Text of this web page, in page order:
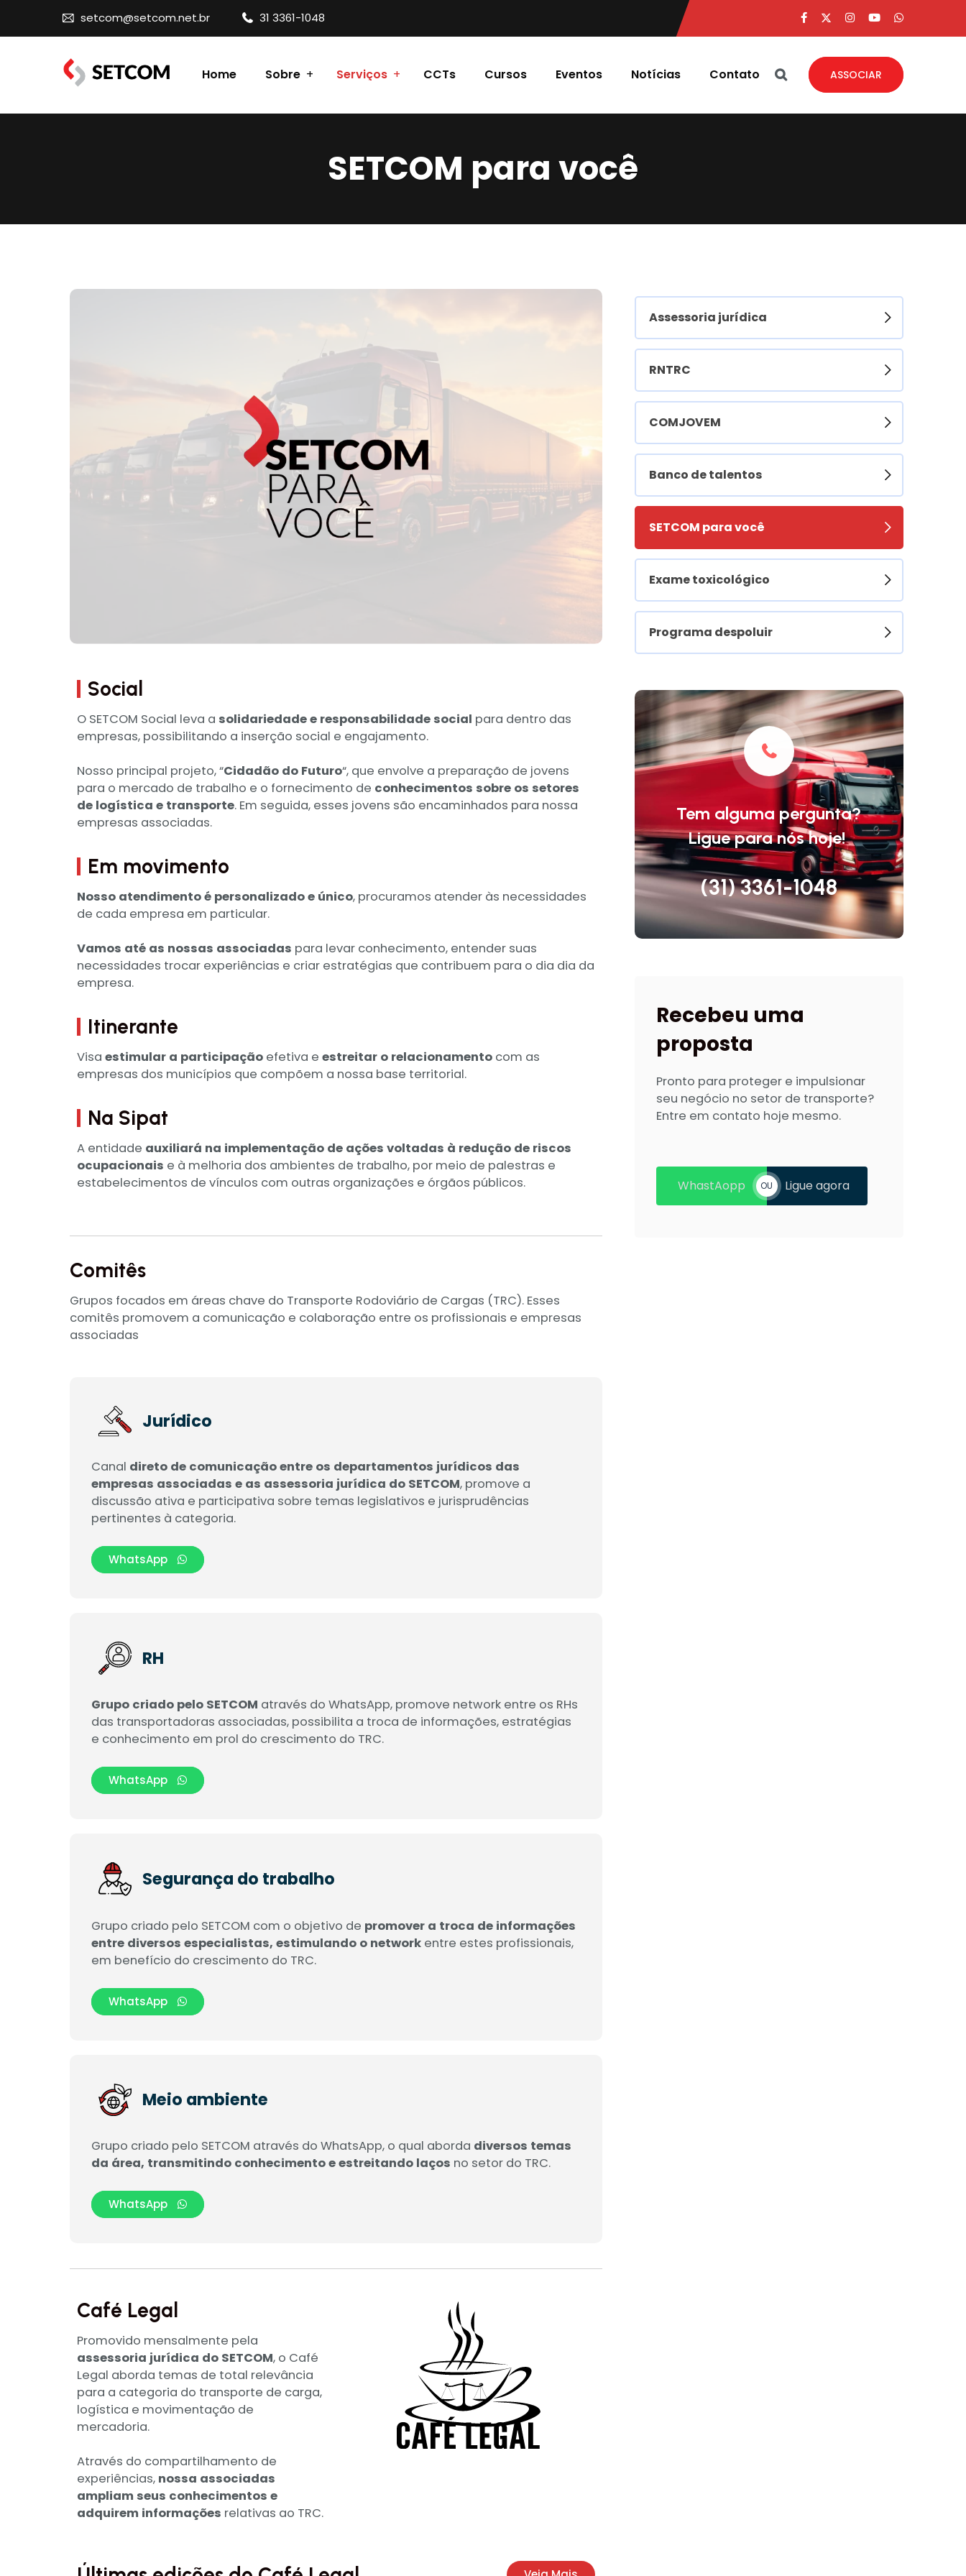
setcom@setcom.net.br 31 3361-1048
Home Sobre Serviços CCTs Cursos Eventos Notícias Contato ASSOCIAR
SETCOM para você
Social
O SETCOM Social leva a solidariedade e responsabilidade social para dentro das
empresas, possibilitando a inserção social e engajamento.
Nosso principal projeto, “Cidadão do Futuro“, que envolve a preparação de jovens
para o mercado de trabalho e o fornecimento de conhecimentos sobre os setores
de logística e transporte. Em seguida, esses jovens são encaminhados para nossa
empresas associadas.
Em movimento
Nosso atendimento é personalizado e único, procuramos atender às necessidades
de cada empresa em particular.
Vamos até as nossas associadas para levar conhecimento, entender suas
necessidades trocar experiências e criar estratégias que contribuem para o dia dia da
empresa.
Itinerante
Visa estimular a participação efetiva e estreitar o relacionamento com as
empresas dos municípios que compõem a nossa base territorial.
Na Sipat
A entidade auxiliará na implementação de ações voltadas à redução de riscos
ocupacionais e à melhoria dos ambientes de trabalho, por meio de palestras e
estabelecimentos de vínculos com outras organizações e órgãos públicos.
Comitês
Grupos focados em áreas chave do Transporte Rodoviário de Cargas (TRC). Esses
comitês promovem a comunicação e colaboração entre os profissionais e empresas
associadas
Jurídico
Canal direto de comunicação entre os departamentos jurídicos das
empresas associadas e as assessoria jurídica do SETCOM, promove a
discussão ativa e participativa sobre temas legislativos e jurisprudências
pertinentes à categoria.
WhatsApp
RH
Grupo criado pelo SETCOM através do WhatsApp, promove network entre os RHs
das transportadoras associadas, possibilita a troca de informações, estratégias
e conhecimento em prol do crescimento do TRC.
WhatsApp
Segurança do trabalho
Grupo criado pelo SETCOM com o objetivo de promover a troca de informações
entre diversos especialistas, estimulando o network entre estes profissionais,
em benefício do crescimento do TRC.
WhatsApp
Meio ambiente
Grupo criado pelo SETCOM através do WhatsApp, o qual aborda diversos temas
da área, transmitindo conhecimento e estreitando laços no setor do TRC.
WhatsApp
Café Legal
Promovido mensalmente pela
assessoria jurídica do SETCOM, o Café
Legal aborda temas de total relevância
para a categoria do transporte de carga,
logística e movimentação de
mercadoria.
Através do compartilhamento de
experiências, nossa associadas
ampliam seus conhecimentos e
adquirem informações relativas ao TRC.
Assessoria jurídica
RNTRC
COMJOVEM
Banco de talentos
SETCOM para você
Exame toxicológico
Programa despoluir
Tem alguma pergunta?
Ligue para nós hoje! ​
(31) 3361-1048
Recebeu uma
proposta
Pronto para proteger e impulsionar
seu negócio no setor de transporte?
Entre em contato hoje mesmo.
WhastAopp OU Ligue agora